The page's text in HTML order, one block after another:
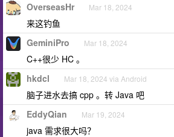
OverseasHr Mar 18, 2024
来这钓鱼
GeminiPro Mar 18, 2024
C++很少 HC 。
hkdcl Mar 18, 2024 via Android
脑子进水去搞 cpp 。转 Java 吧
EddyQian Mar 19, 2024
java 需求很大吗？